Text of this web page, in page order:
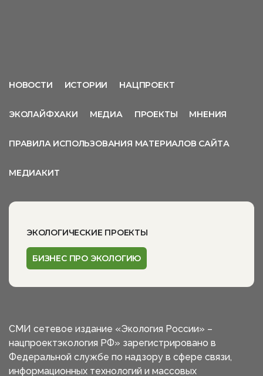
НОВОСТИ ИСТОРИИ НАЦПРОЕКТ
ЭКОЛАЙФХАКИ МЕДИА ПРОЕКТЫ МНЕНИЯ
ПРАВИЛА ИСПОЛЬЗОВАНИЯ МАТЕРИАЛОВ САЙТА
МЕДИАКИТ
ЭКОЛОГИЧЕСКИЕ ПРОЕКТЫ
БИЗНЕС ПРО ЭКОЛОГИЮ
СМИ сетевое издание «Экология России» –
нацпроектэкология РФ» зарегистрировано в
Федеральной службе по надзору в сфере связи,
информационных технологий и массовых